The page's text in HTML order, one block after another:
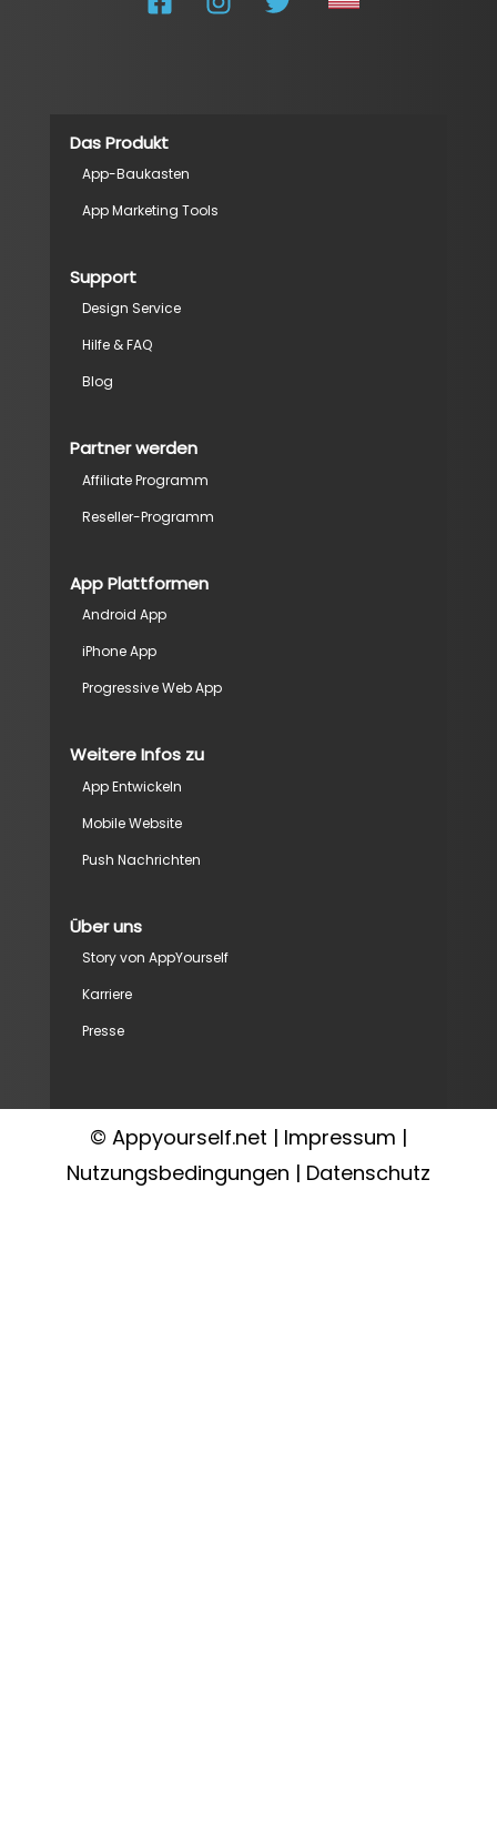
Das Produkt
App-Baukasten
App Marketing Tools
Support
Design Service
Hilfe & FAQ
Blog
Partner werden
Affiliate Programm
Reseller-Programm
App Plattformen
Android App
iPhone App
Progressive Web App
Weitere Infos zu
App Entwickeln
Mobile Website
Push Nachrichten
Über uns
Story von AppYourself
Karriere
Presse
© Appyourself.net | Impressum |
Nutzungsbedingungen | Datenschutz